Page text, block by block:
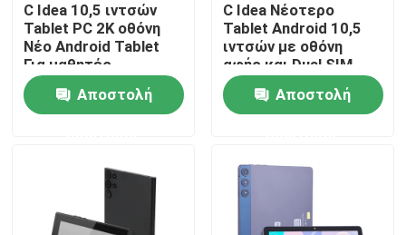
Ποιοτικός έλεγχος
επαφή
Ζητήστε ένα απόσπασμα
C Idea 10,5 ιντσών
Tablet PC 2K οθόνη
Νέο Android Tablet
Για μαθητές
Cm10500 Plus Γκρι
Αποστολή
C Idea Νέοτερο
Tablet Android 10,5
ιντσών με οθόνη
αφής και Dual SIM
CM10500 Plus
πράσινοΑποστολή